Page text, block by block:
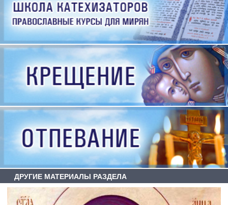
ДРУГИЕ МАТЕРИАЛЫ РАЗДЕЛА